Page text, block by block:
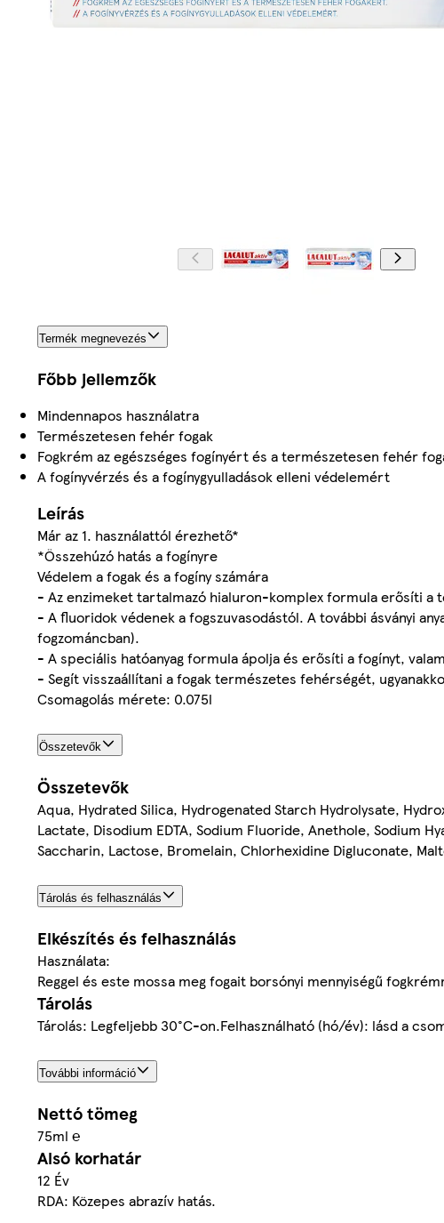
Termék megnevezés
Főbb jellemzők
Mindennapos használatra
Természetesen fehér fogak
Fogkrém az egészséges fogínyért és a természetesen fehér
A fogínyvérzés és a fogínygyulladások elleni védelemért
Leírás
Már az 1. használattól érezhető*
*Összehúzó hatás a fogínyre
Védelem a fogak és a fogíny számára
- Az enzimeket tartalmazó hialuron-komplex formula erősíti a
- A fluoridok védenek a fogszuvasodástól. A további ásványi
fogzománcban).
- A speciális hatóanyag formula ápolja és erősíti a fogínyt,
- Segít visszaállítani a fogak természetes fehérségét,
Csomagolás mérete: 0.075l
Összetevők
Összetevők
Aqua, Hydrated Silica, Hydrogenated Starch Hydrolysate,
Lactate, Disodium EDTA, Sodium Fluoride, Anethole, Sodium
Saccharin, Lactose, Bromelain, Chlorhexidine Digluconate,
Tárolás és felhasználás
Elkészítés és felhasználás
Használata:
Reggel és este mossa meg fogait borsónyi mennyiségű
Tárolás
Tárolás: Legfeljebb 30°C-on.Felhasználható (hó/év): lásd a
További információ
Nettó tömeg
75ml ℮
Alsó korhatár
12 Év
RDA: Közepes abrazív hatás.